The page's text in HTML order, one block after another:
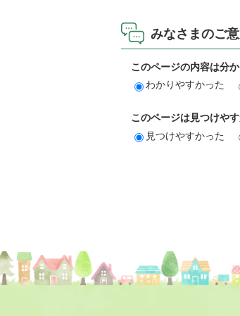
みなさまのご
このページの内容は分
わかりやすかった
このページは見つけや
見つけやすかった